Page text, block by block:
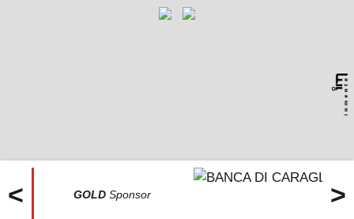
< GOLDSponsor >
Le tue preferenze relative alla privacy